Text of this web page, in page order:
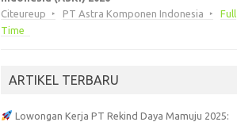
Citeureup
PT Astra Komponen Indonesia
Full
Time
ARTIKEL TERBARU
Lowongan Kerja PT Rekind Daya Mamuju 2025: